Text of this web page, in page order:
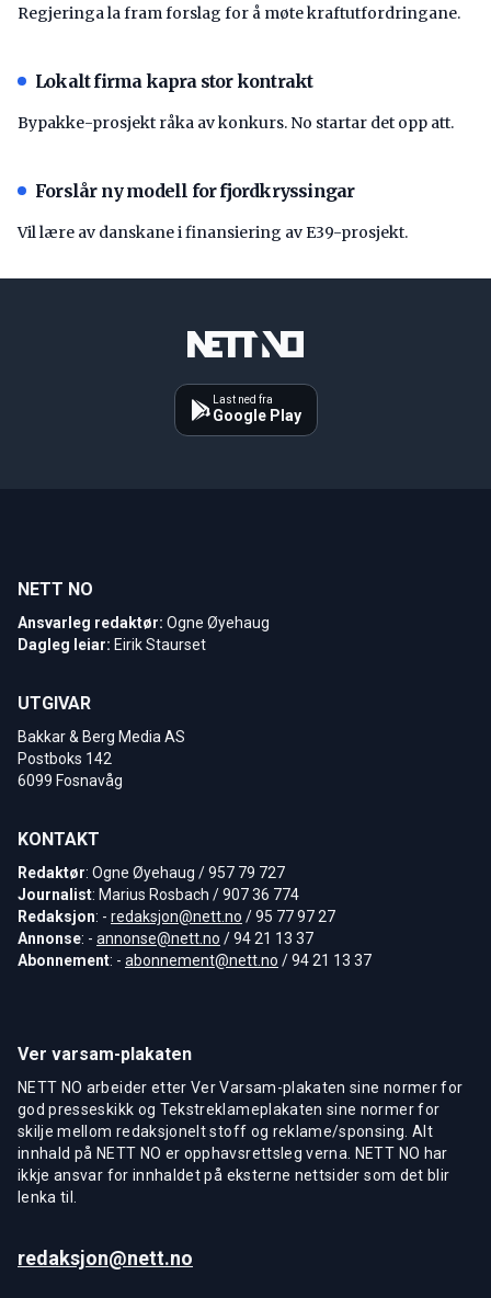
Regjeringa la fram forslag for å møte kraftutfordringane.
Lokalt firma kapra stor kontrakt
Bypakke-prosjekt råka av konkurs. No startar det opp att.
Forslår ny modell for fjordkryssingar
Vil lære av danskane i finansiering av E39-prosjekt.
Last ned fra
Google Play
NETT NO
Ansvarleg redaktør: Ogne Øyehaug
Dagleg leiar: Eirik Staurset
UTGIVAR
Bakkar & Berg Media AS
Postboks 142
6099 Fosnavåg
KONTAKT
Redaktør: Ogne Øyehaug / 957 79 727
Journalist: Marius Rosbach / 907 36 774
Redaksjon: - redaksjon@nett.no / 95 77 97 27
Annonse: - annonse@nett.no / 94 21 13 37
Abonnement: - abonnement@nett.no / 94 21 13 37
Ver varsam-plakaten
NETT NO arbeider etter Ver Varsam-plakaten sine normer for
god presseskikk og Tekstreklameplakaten sine normer for
skilje mellom redaksjonelt stoff og reklame/sponsing. Alt
innhald på NETT NO er opphavsrettsleg verna. NETT NO har
ikkje ansvar for innhaldet på eksterne nettsider som det blir
lenka til.
redaksjon@nett.no